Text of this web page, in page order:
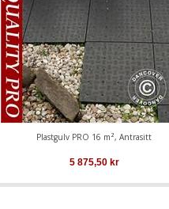
Plastgulv PRO 16 m², Antrasitt
5 875,50kr